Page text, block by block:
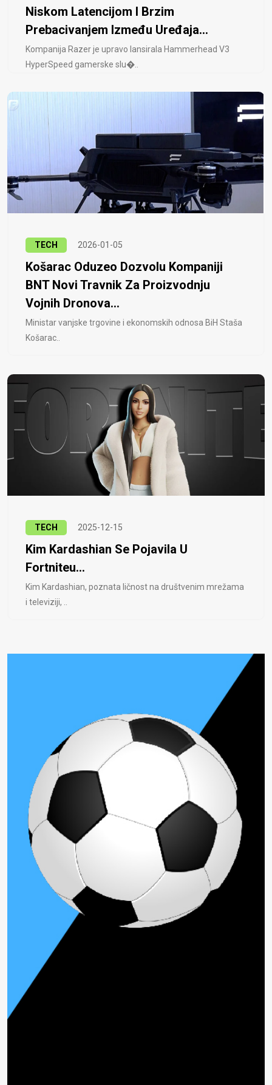
Niskom Latencijom I Brzim
Prebacivanjem Između Uređaja...
Kompanija Razer je upravo lansirala Hammerhead V3
HyperSpeed ​​gamerske slu�..
TECH 2026-01-05
Košarac Oduzeo Dozvolu Kompaniji
BNT Novi Travnik Za Proizvodnju
Vojnih Dronova...
Ministar vanjske trgovine i ekonomskih odnosa BiH Staša
Košarac..
TECH 2025-12-15
Kim Kardashian Se Pojavila U
Fortniteu...
Kim Kardashian, poznata ličnost na društvenim mrežama
i televiziji, ..